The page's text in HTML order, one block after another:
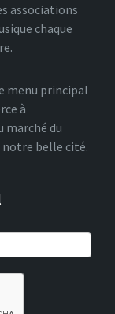
associations
chaque
menu principal
à
marché du
notre belle cité.